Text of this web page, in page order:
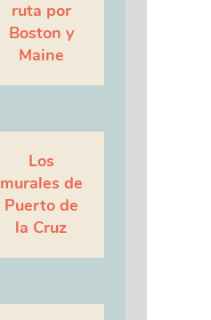
ruta por
Boston y
Maine
Los
murales de
Puerto de
la Cruz